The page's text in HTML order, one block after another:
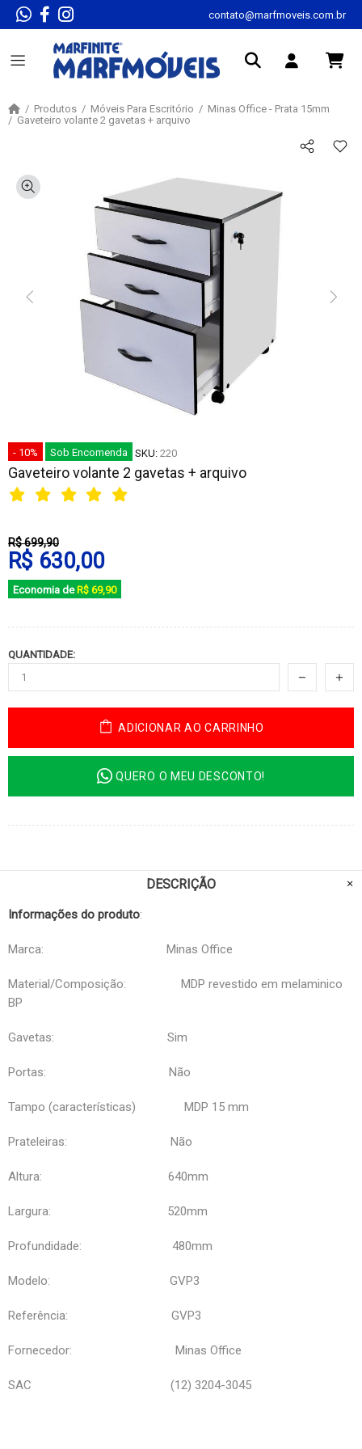
contato@marfmoveis.com.br
Produtos Móveis Para Escritório
Minas Office - Prata 15mm
Gaveteiro volante 2 gavetas + arquivo
- 10% Sob Encomenda SKU: 220
Gaveteiro volante 2 gavetas + arquivo
R$ 699,90
R$ 630,00
Economia de R$ 69,90
QUANTIDADE:
ADICIONAR AO CARRINHO
QUERO O MEU DESCONTO!
DESCRIÇÃO
Informações do produto:
Marca: Minas Office
Material/Composição: MDP revestido em melaminico
BP
Gavetas: Sim
Portas: Não
Tampo (características) MDP 15 mm
Prateleiras: Não
Altura: 640mm
Largura: 520mm
Profundidade: 480mm
Modelo: GVP3
Referência: GVP3
Fornecedor: Minas Office
SAC (12) 3204-3045